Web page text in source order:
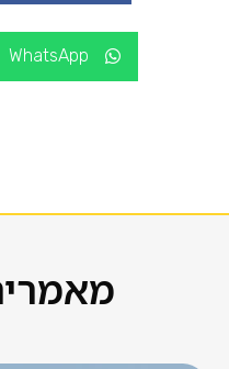
WhatsApp